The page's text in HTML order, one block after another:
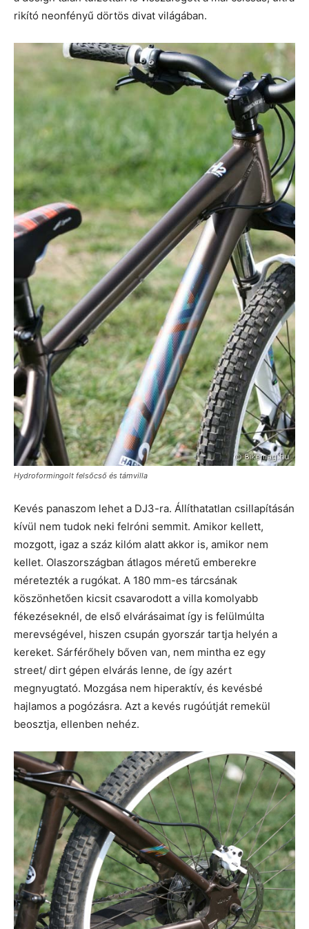
rikító neonfényű dörtös divat világában.
Hydroformingolt felsőcső és támvilla
Kevés panaszom lehet a DJ3-ra. Állíthatatlan csillapításán
kívül nem tudok neki felróni semmit. Amikor kellett,
mozgott, igaz a száz kilóm alatt akkor is, amikor nem
kellet. Olaszországban átlagos méretű emberekre
méretezték a rugókat. A 180 mm-es tárcsának
köszönhetően kicsit csavarodott a villa komolyabb
fékezéseknél, de első elvárásaimat így is felülmúlta
merevségével, hiszen csupán gyorszár tartja helyén a
kereket. Sárférőhely bőven van, nem mintha ez egy
street/ dirt gépen elvárás lenne, de így azért
megnyugtató. Mozgása nem hiperaktív, és kevésbé
hajlamos a pogózásra. Azt a kevés rugóútját remekül
beosztja, ellenben nehéz.